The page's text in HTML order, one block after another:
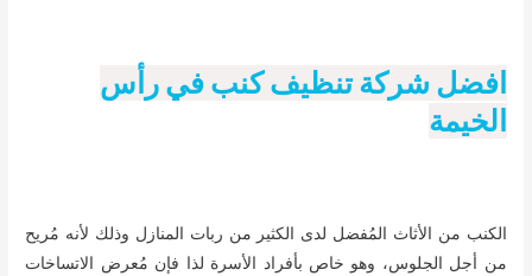
افضل شركة تنظيف كنب في رأس
الخيمة
الكنب من الأثاث المُفضل لدى الكثير من ربات المنازل وذلك لأنه مُريح
من أجل الجلوس، وهو خاص بأفراد الأسرة لذا فإن مُعرض الاتساخات